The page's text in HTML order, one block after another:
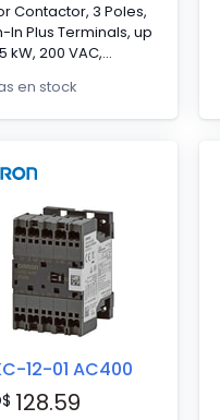
Contactor, 3 Poles,
In Plus Terminals, up
kW, 200 VAC,
67.5 x 45 x 46 mm
en stock
12-01 AC400
$ 128.59